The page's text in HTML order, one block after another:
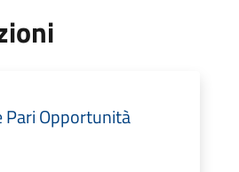
Pari Opportunità